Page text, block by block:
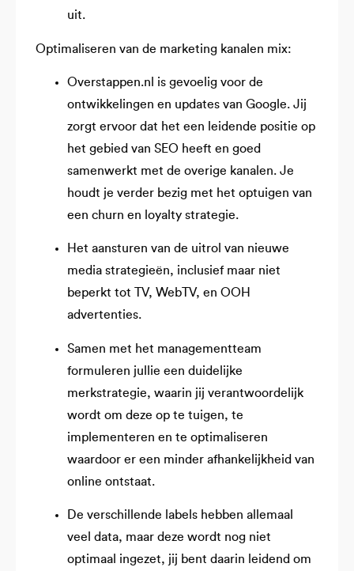
uit.
Optimaliseren van de marketing kanalen mix:
Overstappen.nl is gevoelig voor de
ontwikkelingen en updates van Google. Jij
zorgt ervoor dat het een leidende positie op
het gebied van SEO heeft en goed
samenwerkt met de overige kanalen. Je
houdt je verder bezig met het optuigen van
een churn en loyalty strategie.
Het aansturen van de uitrol van nieuwe
media strategieën, inclusief maar niet
beperkt tot TV, WebTV, en OOH
advertenties.
Samen met het managementteam
formuleren jullie een duidelijke
merkstrategie, waarin jij verantwoordelijk
wordt om deze op te tuigen, te
implementeren en te optimaliseren
waardoor er een minder afhankelijkheid van
online ontstaat.
De verschillende labels hebben allemaal
veel data, maar deze wordt nog niet
optimaal ingezet, jij bent daarin leidend om